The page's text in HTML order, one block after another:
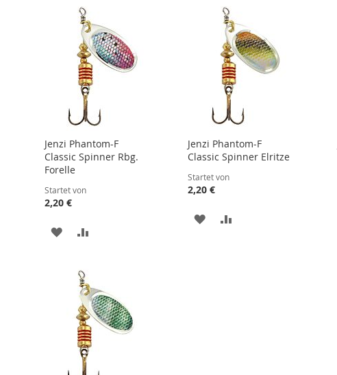
Jenzi Phantom-F
Classic Spinner Rbg.
Forelle
Startet von
2,20 €
ZUR
HINZUFÜGEN
Jenzi Phantom-F
Classic Spinner Elritze
Startet von
2,20 €
ZUR